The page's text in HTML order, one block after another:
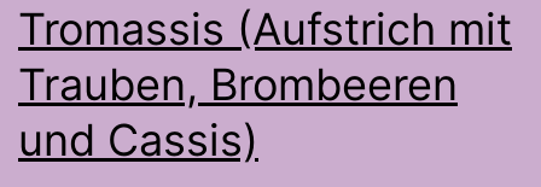
Tromassis (Aufstrich mit
Trauben, Brombeeren
und Cassis)